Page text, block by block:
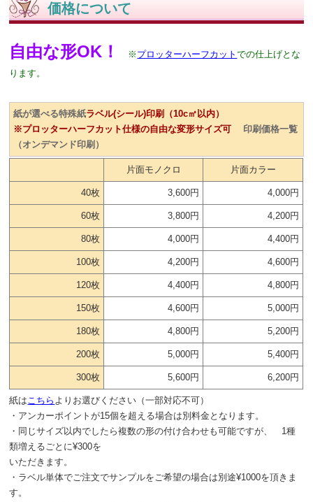
価格について
自由な形OK！ ※ プロッターハーフカットでの仕上げとな
ります。
紙が選べる特殊紙ラベル(シール)印刷（10c㎡以内）
※プロッターハーフカット仕様の自由な変形サイズ可 印刷価格一覧
（オンデマンド印刷）
片面モノクロ 片面カラー
40枚 3,600円 4,000円
60枚 3,800円 4,200円
80枚 4,000円 4,400円
100枚 4,200円 4,600円
120枚 4,400円 4,800円
150枚 4,600円 5,000円
180枚 4,800円 5,200円
200枚 5,000円 5,400円
300枚 5,600円 6,200円
紙はこちら よりお選びください（一部対応不可）
・アンカーポイントが15個を超える場合は別料金となります。
・同じサイズ以内でしたら複数の形の付け合わせも可能ですが、 1種
類増えるごとに¥300を
いただきます。
・ラベル単体でご注文でサンプルをご希望の場合は別途¥1000を頂きま
す。